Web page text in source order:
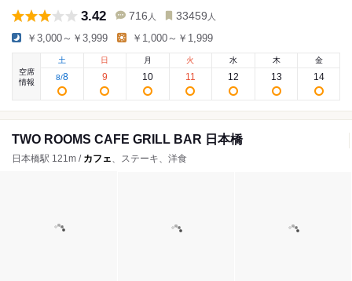
3.42 716 人 33459 人
￥3,000～￥3,999 ￥1,000～￥1,999
空席
情報
土
8/8
日
9
月
10
火
11
水
12
木
13
金
14
TWO ROOMS CAFE GRILL BAR 日本橋
日本橋駅 121m / カフェ、ステーキ、洋食